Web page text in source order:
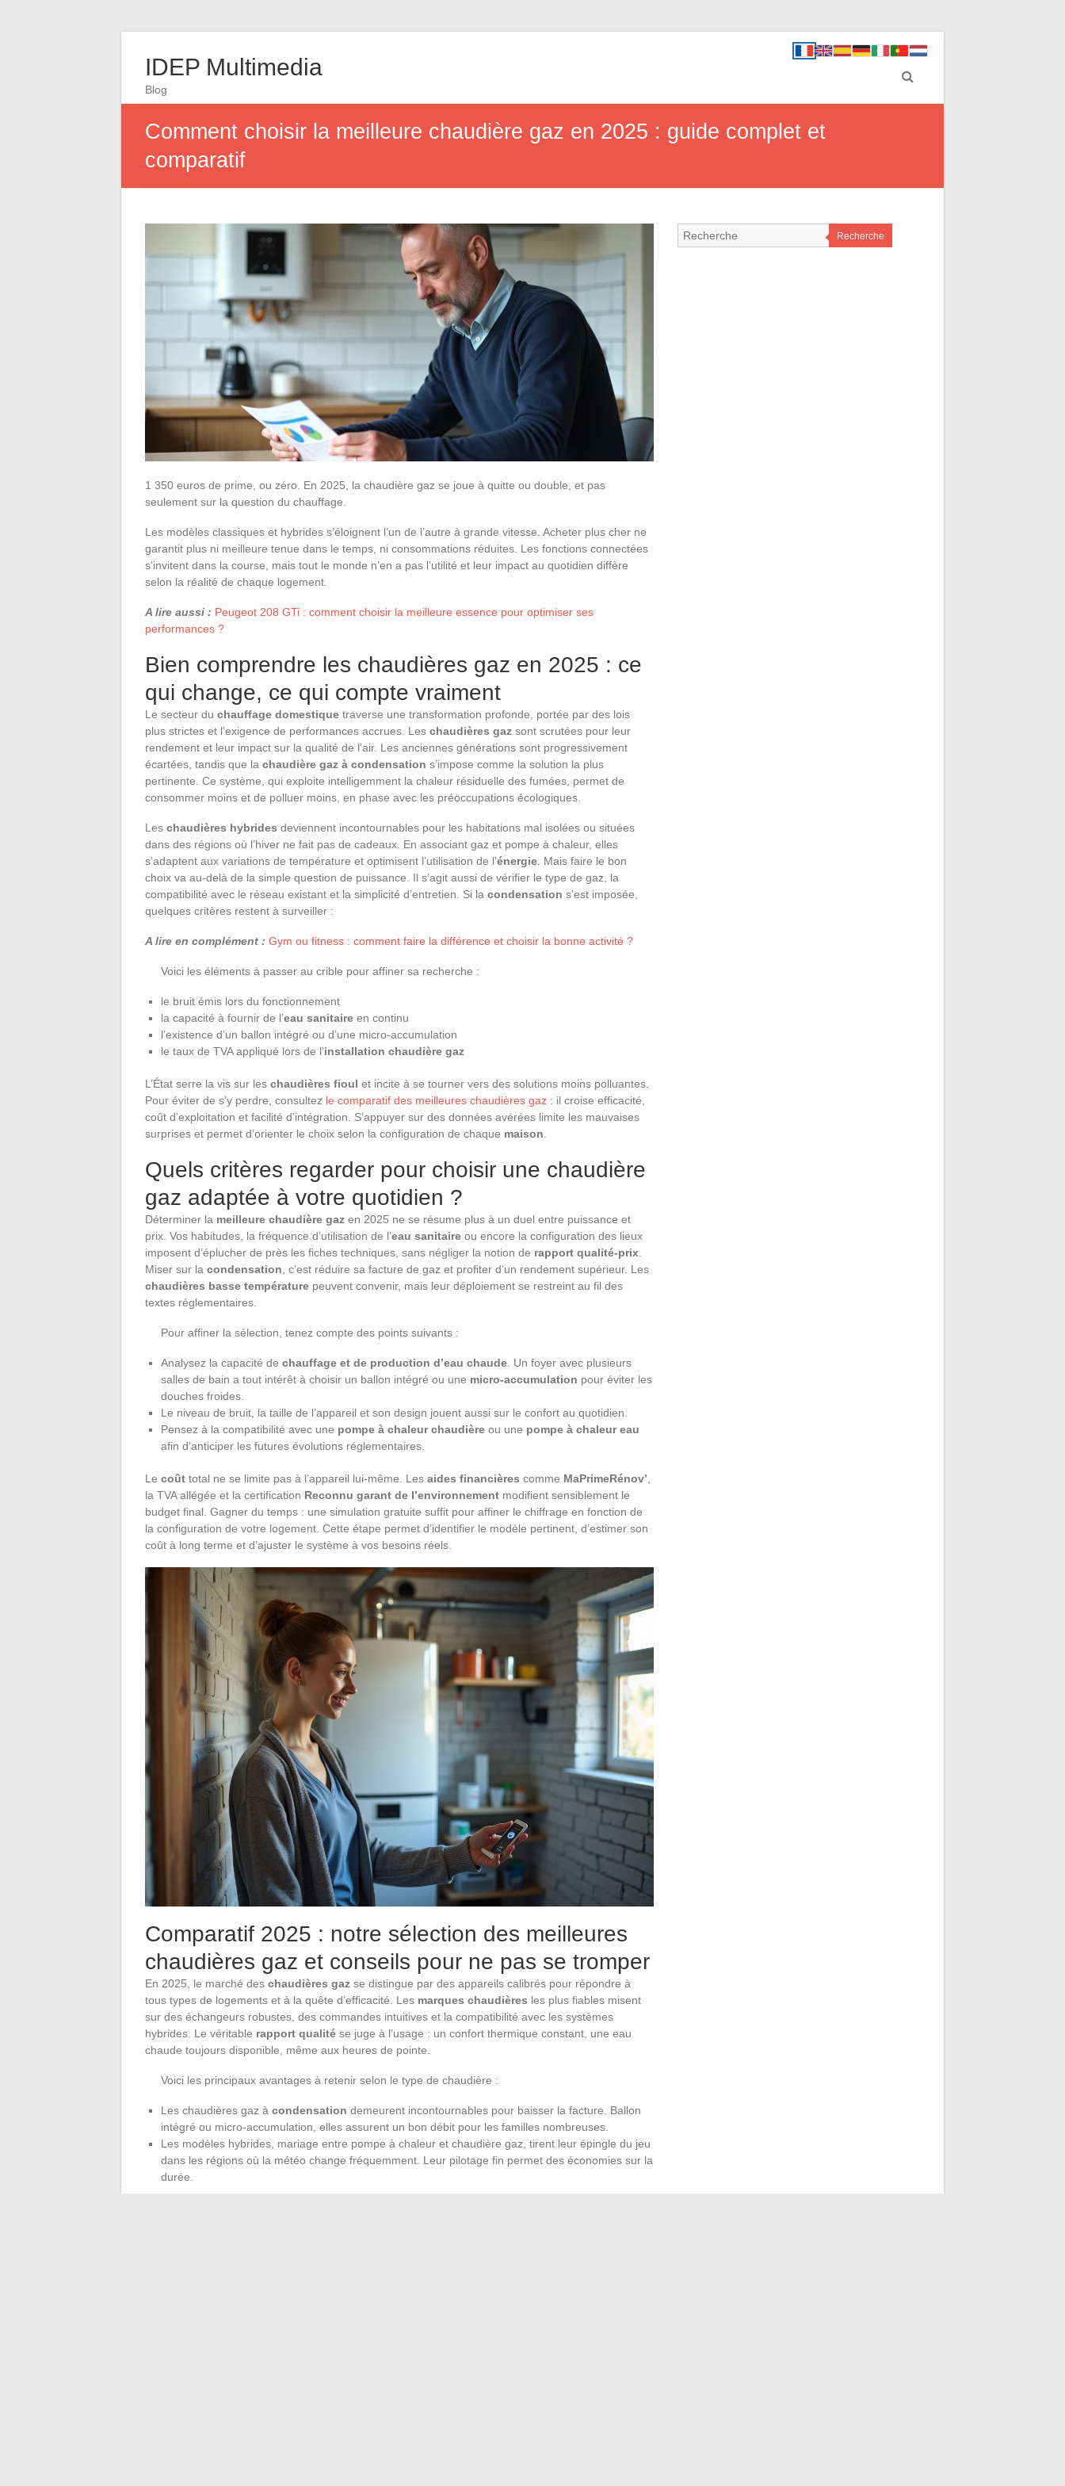
IDEP Multimedia
Blog
Comment choisir la meilleure chaudière gaz en 2025 : guide complet et
comparatif
1 350 euros de prime, ou zéro. En 2025, la chaudière gaz se joue à quitte ou double, et pas
seulement sur la question du chauffage.
Les modèles classiques et hybrides s’éloignent l’un de l’autre à grande vitesse. Acheter plus cher ne
garantit plus ni meilleure tenue dans le temps, ni consommations réduites. Les fonctions connectées
s’invitent dans la course, mais tout le monde n’en a pas l’utilité et leur impact au quotidien diffère
selon la réalité de chaque logement.
A lire aussi : Peugeot 208 GTi : comment choisir la meilleure essence pour optimiser ses
performances ?
Bien comprendre les chaudières gaz en 2025 : ce
qui change, ce qui compte vraiment
Le secteur du chauffage domestique traverse une transformation profonde, portée par des lois
plus strictes et l’exigence de performances accrues. Les chaudières gaz sont scrutées pour leur
rendement et leur impact sur la qualité de l’air. Les anciennes générations sont progressivement
écartées, tandis que la chaudière gaz à condensation s’impose comme la solution la plus
pertinente. Ce système, qui exploite intelligemment la chaleur résiduelle des fumées, permet de
consommer moins et de polluer moins, en phase avec les préoccupations écologiques.
Les chaudières hybrides deviennent incontournables pour les habitations mal isolées ou situées
dans des régions où l’hiver ne fait pas de cadeaux. En associant gaz et pompe à chaleur, elles
s’adaptent aux variations de température et optimisent l’utilisation de l’énergie . Mais faire le bon
choix va au-delà de la simple question de puissance. Il s’agit aussi de vérifier le type de gaz, la
compatibilité avec le réseau existant et la simplicité d’entretien. Si la condensation s’est imposée,
quelques critères restent à surveiller :
A lire en complément : Gym ou fitness : comment faire la différence et choisir la bonne activité ?
Voici les éléments à passer au crible pour affiner sa recherche :
le bruit émis lors du fonctionnement
la capacité à fournir de l’eau sanitaire en continu
l’existence d’un ballon intégré ou d’une micro-accumulation
le taux de TVA appliqué lors de l’installation chaudière gaz
L’État serre la vis sur les chaudières fioul et incite à se tourner vers des solutions moins polluantes.
Pour éviter de s’y perdre, consultez le comparatif des meilleures chaudières gaz : il croise efficacité,
coût d’exploitation et facilité d’intégration. S’appuyer sur des données avérées limite les mauvaises
surprises et permet d’orienter le choix selon la configuration de chaque maison
Quels critères regarder pour choisir une chaudière
gaz adaptée à votre quotidien ?
Déterminer la meilleure chaudière gaz en 2025 ne se résume plus à un duel entre puissance et
prix. Vos habitudes, la fréquence d’utilisation de l’eau sanitaire ou encore la configuration des lieux
imposent d’éplucher de près les fiches techniques, sans négliger la notion de rapport qualité-prix
Miser sur la condensation , c’est réduire sa facture de gaz et profiter d’un rendement supérieur. Les
chaudières basse température peuvent convenir, mais leur déploiement se restreint au fil des
textes réglementaires.
Pour affiner la sélection, tenez compte des points suivants :
Analysez la capacité de chauffage et de production d’eau chaude . Un foyer avec plusieurs
salles de bain a tout intérêt à choisir un ballon intégré ou une micro-accumulation pour éviter les
douches froides.
Le niveau de bruit, la taille de l’appareil et son design jouent aussi sur le confort au quotidien.
Pensez à la compatibilité avec une pompe à chaleur chaudière ou une pompe à chaleur eau
afin d’anticiper les futures évolutions réglementaires.
Le coût total ne se limite pas à l’appareil lui-même. Les aides financières comme MaPrimeRénov’
la TVA allégée et la certification Reconnu garant de l’environnement modifient sensiblement le
budget final. Gagner du temps : une simulation gratuite suffit pour affiner le chiffrage en fonction de
la configuration de votre logement. Cette étape permet d’identifier le modèle pertinent, d’estimer son
coût à long terme et d’ajuster le système à vos besoins réels.
Comparatif 2025 : notre sélection des meilleures
chaudières gaz et conseils pour ne pas se tromper
En 2025, le marché des chaudières gaz se distingue par des appareils calibrés pour répondre à
tous types de logements et à la quête d’efficacité. Les marques chaudières les plus fiables misent
sur des échangeurs robustes, des commandes intuitives et la compatibilité avec les systèmes
hybrides. Le véritable rapport qualité se juge à l’usage : un confort thermique constant, une eau
chaude toujours disponible, même aux heures de pointe.
Voici les principaux avantages à retenir selon le type de chaudière :
Les chaudières gaz à condensation demeurent incontournables pour baisser la facture. Ballon
intégré ou micro-accumulation, elles assurent un bon débit pour les familles nombreuses.
Les modèles hybrides, mariage entre pompe à chaleur et chaudière gaz, tirent leur épingle du jeu
dans les régions où la météo change fréquemment. Leur pilotage fin permet des économies sur la
durée.
Recherche